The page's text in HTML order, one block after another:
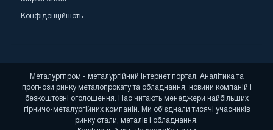
Конфіденційність
Металургпром - металургійний інтернет портал. Аналітика та
прогнози ринку металопрокату та обладнання, новини компаній і
безкоштовні оголошення. Нас читають менеджери найбільших
гірничо-металургійних компаній. Ми об'єднали тисячі учасників
ринку стали, металів і обладнання.